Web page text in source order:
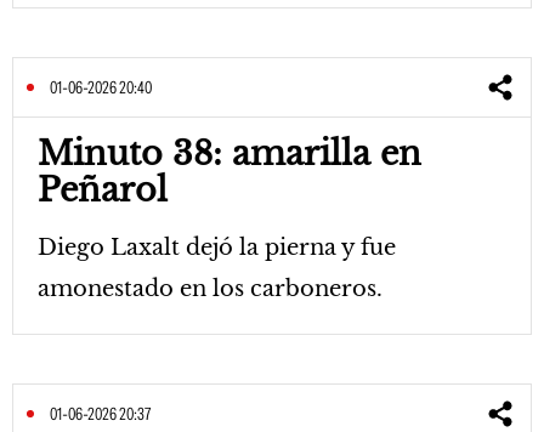
01-06-2026 20:40
Minuto 38: amarilla en
Peñarol
Diego Laxalt dejó la pierna y fue
amonestado en los carboneros.
01-06-2026 20:37